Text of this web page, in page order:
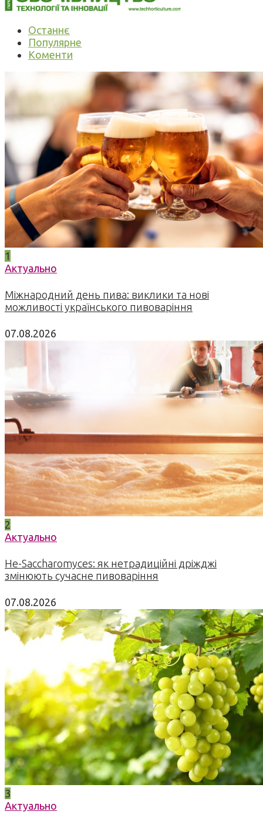
Останнє
Популярне
Коменти
1
Актуально
Міжнародний день пива: виклики та нові
можливості українського пивоваріння
07.08.2026
2
Актуально
Не-Saccharomyces: як нетрадиційні дріжджі
змінюють сучасне пивоваріння
07.08.2026
3
Актуально